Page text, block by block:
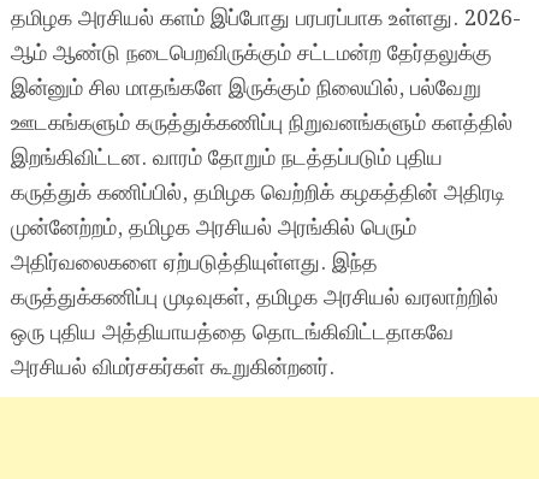
தமிழக அரசியல் களம் இப்போது பரபரப்பாக உள்ளது. 2026-
ஆம் ஆண்டு நடைபெறவிருக்கும் சட்டமன்ற தேர்தலுக்கு
இன்னும் சில மாதங்களே இருக்கும் நிலையில், பல்வேறு
ஊடகங்களும் கருத்துக்கணிப்பு நிறுவனங்களும் களத்தில்
இறங்கிவிட்டன. வாரம் தோறும் நடத்தப்படும் புதிய
கருத்துக் கணிப்பில், தமிழக வெற்றிக் கழகத்தின் அதிரடி
முன்னேற்றம், தமிழக அரசியல் அரங்கில் பெரும்
அதிர்வலைகளை ஏற்படுத்தியுள்ளது. இந்த
கருத்துக்கணிப்பு முடிவுகள், தமிழக அரசியல் வரலாற்றில்
ஒரு புதிய அத்தியாயத்தை தொடங்கிவிட்டதாகவே
அரசியல் விமர்சகர்கள் கூறுகின்றனர்.